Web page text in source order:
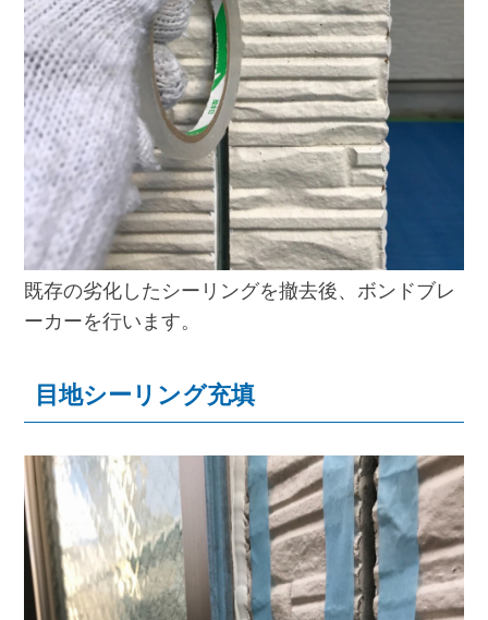
既存の劣化したシーリングを撤去後、ボンドブレ
ーカーを行います。
目地シーリング充填